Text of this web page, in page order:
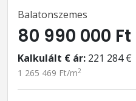
Balatonszemes
80 990 000 Ft
Kalkulált € ár: 221 284 €
1 265 469 Ft/m2